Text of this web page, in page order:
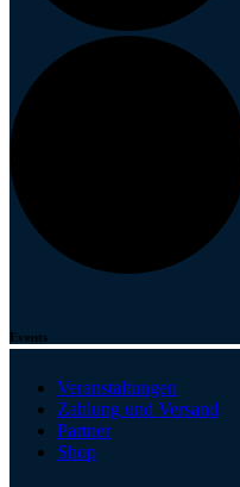
Events
Veranstaltungen
Zahlung und Versand
Partner
Shop